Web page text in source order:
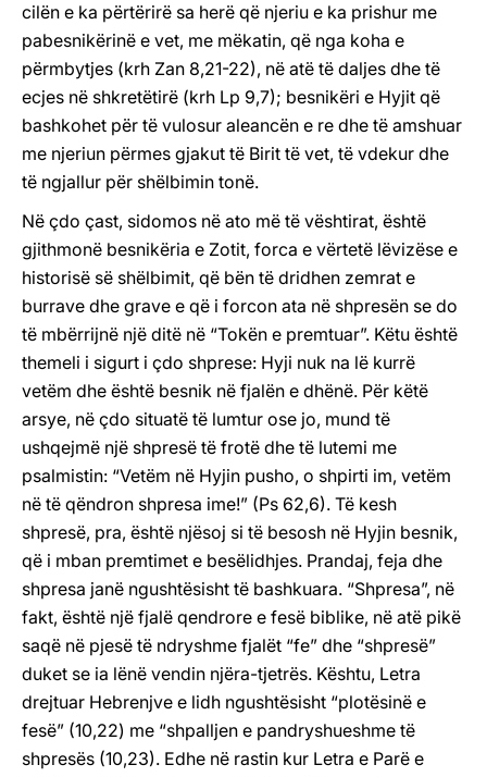
cilën e ka përtërirë sa herë që njeriu e ka prishur me
pabesnikërinë e vet, me mëkatin, që nga koha e
përmbytjes (krh Zan 8,21-22), në atë të daljes dhe të
ecjes në shkretëtirë (krh Lp 9,7); besnikëri e Hyjit që
bashkohet për të vulosur aleancën e re dhe të amshuar
me njeriun përmes gjakut të Birit të vet, të vdekur dhe
të ngjallur për shëlbimin tonë.
Në çdo çast, sidomos në ato më të vështirat, është
gjithmonë besnikëria e Zotit, forca e vërtetë lëvizëse e
historisë së shëlbimit, që bën të dridhen zemrat e
burrave dhe grave e që i forcon ata në shpresën se do
të mbërrijnë një ditë në “Tokën e premtuar”. Këtu është
themeli i sigurt i çdo shprese: Hyji nuk na lë kurrë
vetëm dhe është besnik në fjalën e dhënë. Për këtë
arsye, në çdo situatë të lumtur ose jo, mund të
ushqejmë një shpresë të frotë dhe të lutemi me
psalmistin: “Vetëm në Hyjin pusho, o shpirti im, vetëm
në të qëndron shpresa ime!” (Ps 62,6). Të kesh
shpresë, pra, është njësoj si të besosh në Hyjin besnik,
që i mban premtimet e besëlidhjes. Prandaj, feja dhe
shpresa janë ngushtësisht të bashkuara. “Shpresa”, në
fakt, është një fjalë qendrore e fesë biblike, në atë pikë
saqë në pjesë të ndryshme fjalët “fe” dhe “shpresë”
duket se ia lënë vendin njëra-tjetrës. Kështu, Letra
drejtuar Hebrenjve e lidh ngushtësisht “plotësinë e
fesë” (10,22) me “shpalljen e pandryshueshme të
shpresës (10,23). Edhe në rastin kur Letra e Parë e